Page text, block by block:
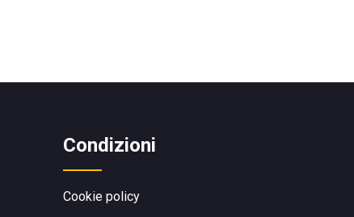
Condizioni
Cookie policy